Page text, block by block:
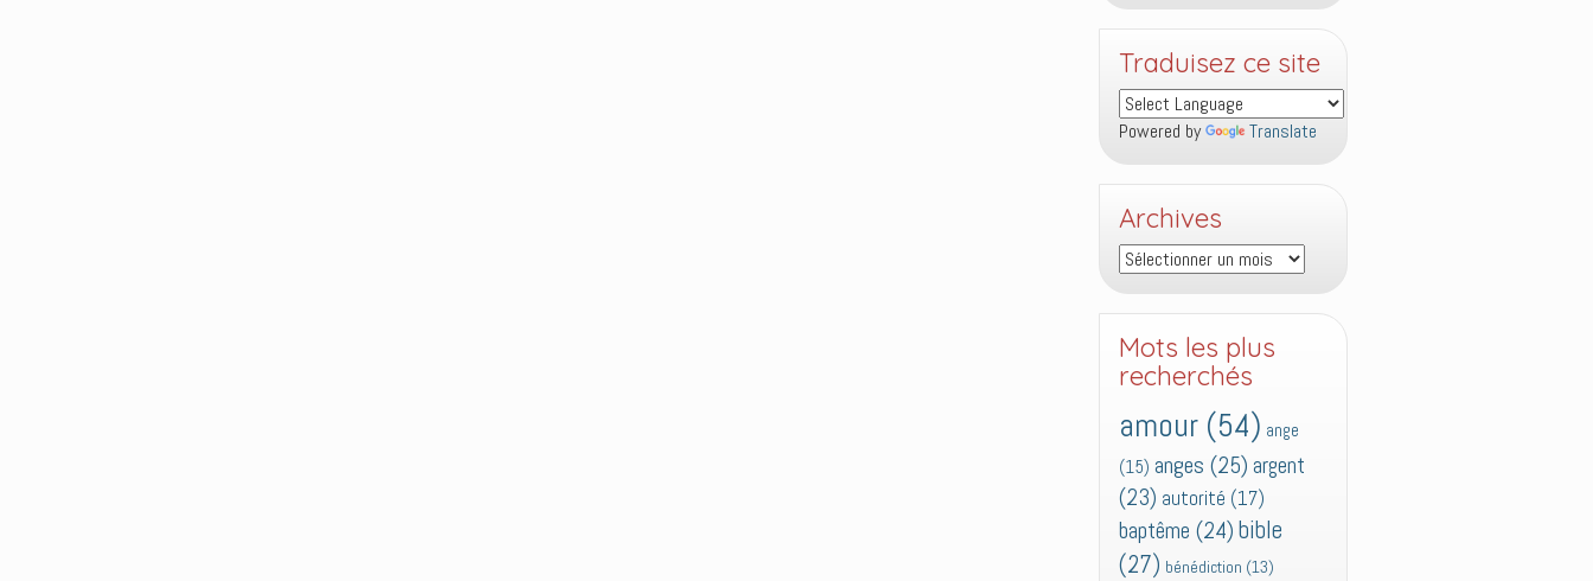
Traduisez ce site
Powered by Translate
Archives
Archives
Mots les plus
recherchés
amour (54) ange
(15) anges (25) argent
(23) autorité (17)
baptême (24) bible
(27) bénédiction (13)